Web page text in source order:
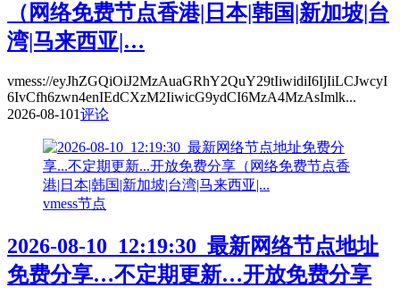
（网络免费节点香港|日本|韩国|新加坡|台
湾|马来西亚|…
vmess://eyJhZGQiOiJ2MzAuaGRhY2QuY29tIiwidiI6IjIiLCJwcyI
6IvCfh6zwn4enIEdCXzM2IiwicG9ydCI6MzA4MzAsImlk...
2026-08-101评论
vmess节点
2026-08-10_12:19:30_最新网络节点地址
免费分享…不定期更新…开放免费分享